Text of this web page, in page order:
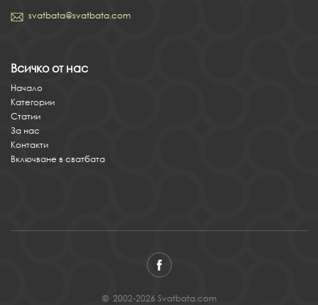
svatbata@svatbata.com
Всичко от нас
Начало
Категории
Статии
За нас
Контакти
Включване в сватбата
© 2002-2026 Svatbata.com